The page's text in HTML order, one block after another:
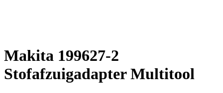
Makita 199627-2
Stofafzuigadapter Multitool